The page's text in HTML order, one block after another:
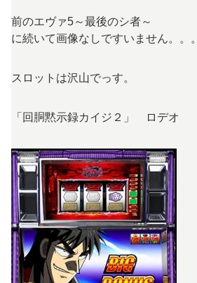
前のエヴァ5～最後のシ者～
に続いて画像なしですいません。。。
スロットは沢山でっす。
「回胴黙示録カイジ２」 ロデオ